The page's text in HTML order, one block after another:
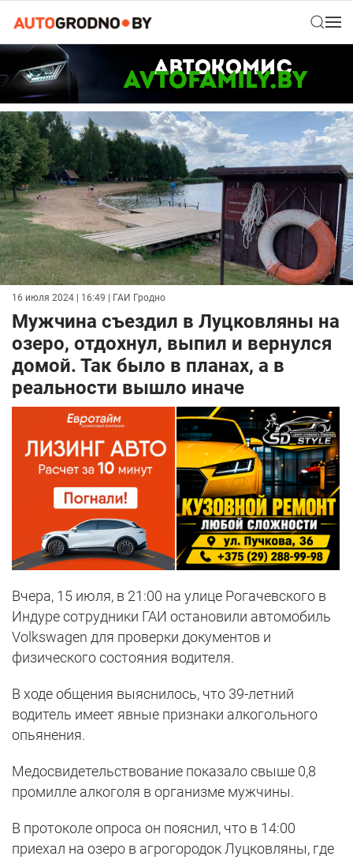
16 июля 2024 | 16:49 | ГАИ Гродно
Мужчина съездил в Луцковляны на
озеро, отдохнул, выпил и вернулся
домой. Так было в планах, а в
реальности вышло иначе
Вчера, 15 июля, в 21:00 на улице Рогачевского в
Индуре сотрудники ГАИ остановили автомобиль
Volkswagen для проверки документов и
физического состояния водителя.
В ходе общения выяснилось, что 39-летний
водитель имеет явные признаки алкогольного
опьянения.
Медосвидетельствование показало свыше 0,8
промилле алкоголя в организме мужчины.
В протоколе опроса он пояснил, что в 14:00
приехал на озеро в агрогородок Луцковляны, где